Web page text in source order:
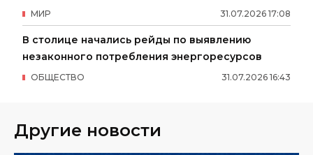
31.07.2026 17:08
МИР
В столице начались рейды по выявлению
незаконного потребления энергоресурсов
31.07.2026 16:43
ОБЩЕСТВО
Другие новости